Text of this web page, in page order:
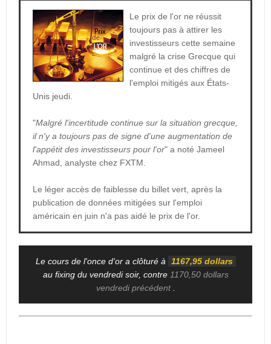
Le prix de l'or ne réussit
toujours pas à attirer les
investisseurs cette semaine
malgré la crise Grecque qui
continue et des chiffres de
l'emploi mitigés aux États-
Unis jeudi.
"Malgré l'incertitude continue sur la situation grecque,
il n'y a toujours pas de signe d'une augmentation de
l'appétit des investisseurs pour l'or" a noté Jameel
Ahmad, analyste chez FXTM.
Le léger accès de faiblesse du billet vert, après la
publication de données mitigées sur l'emploi
américain en juin n'a pas aidé le prix de l'or.
Le cours de l'once d'or a clôturé à
1167,95 dollars
au fixing du vendredi soir, contre 1170,50 dollars
vendredi précédent.